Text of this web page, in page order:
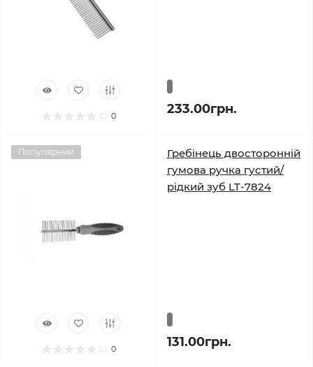
0 233.00грн.
Популярний
0
Гребінець двосторонній
гумова ручка густий/
рідкий зуб LT-7824
131.00грн.